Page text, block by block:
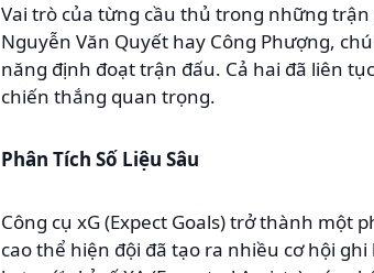
Vai trò của từng cầu thủ trong những
Nguyễn Văn Quyết hay Công Phượng,
năng định đoạt trận đấu. Cả hai đã liên
chiến thắng quan trọng.
Phân Tích Số Liệu Sâu
Công cụ xG (Expect Goals) trở thành một
cao thể hiện đội đã tạo ra nhiều cơ hội